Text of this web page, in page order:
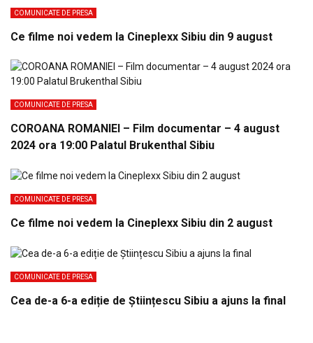
COMUNICATE DE PRESA
Ce filme noi vedem la Cineplexx Sibiu din 9 august
COMUNICATE DE PRESA
COROANA ROMANIEI – Film documentar – 4 august
2024 ora 19:00 Palatul Brukenthal Sibiu
COMUNICATE DE PRESA
Ce filme noi vedem la Cineplexx Sibiu din 2 august
COMUNICATE DE PRESA
Cea de-a 6-a ediție de Științescu Sibiu a ajuns la final